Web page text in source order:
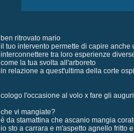
ben ritrovato mario
il tuo intervento permette di capire
interconnettere tra loro esperienze
come la tua svolta all'arboreto
in relazione a quest'ultima della corte
cologo l'occasione al volo x fare gli
che vi mangiate?
è da stamattina che ascanio mangia
io sto a carrara e m'aspetto agnello fritto